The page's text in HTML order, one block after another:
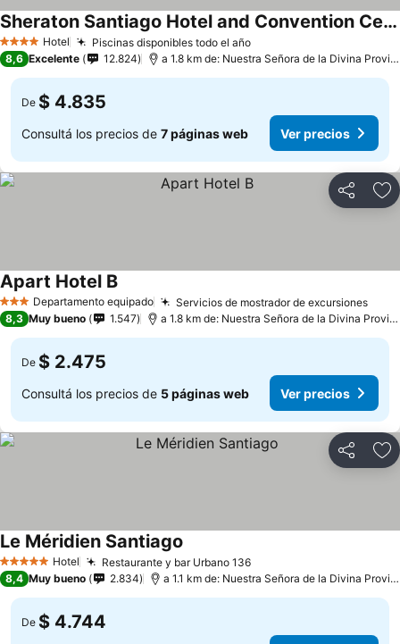
4 EstrellasHotel Piscinas disponibles todo el año
Sheraton Santiago Hotel and Convention Center
8,6 Excelente 12.824 a 1.8 km de: Nuestra Señora de la Divina Providencia
De $ 4.835
Consultá los precios de 7 páginas web Ver precios
Compartir
3 EstrellasDepartamento equipado Servicios de mostrador de excursiones
Apart Hotel B
8,3 Muy bueno 1.547 a 1.8 km de: Nuestra Señora de la Divina Providencia
De $ 2.475
Consultá los precios de 5 páginas web Ver precios
Compartir
5 Estrellas Hotel Restaurante y bar Urbano 136
Le Méridien Santiago
8,4 Muy bueno 2.834 a 1.1 km de: Nuestra Señora de la Divina Providencia
De $ 4.744